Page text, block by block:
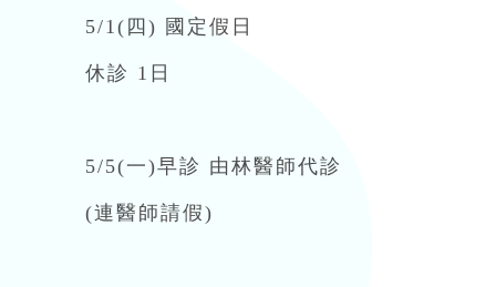
5/1(四) 國定假日
休診 1日
5/5(一)早診 由林醫師代診
(連醫師請假)